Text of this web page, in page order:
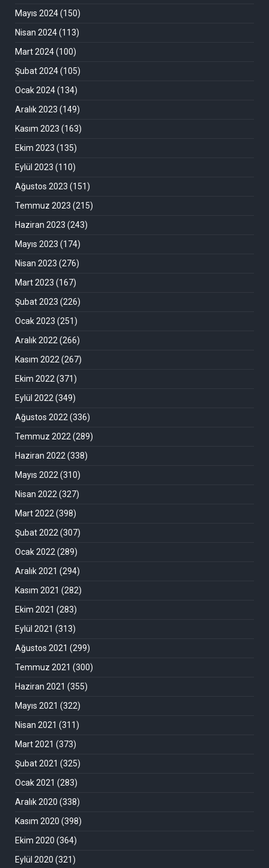
Mayıs 2024(150)
Nisan 2024(113)
Mart 2024(100)
Şubat 2024(105)
Ocak 2024(134)
Aralık 2023 (149)
Kasım 2023 (163)
Ekim 2023 (135)
Eylül 2023 (110)
Ağustos 2023 (151)
Temmuz 2023 (215)
Haziran 2023 (243)
Mayıs 2023 (174)
Nisan 2023 (276)
Mart 2023 (167)
Şubat 2023 (226)
Ocak 2023 (251)
Aralık 2022 (266)
Kasım 2022 (267)
Ekim 2022 (371)
Eylül 2022 (349)
Ağustos 2022 (336)
Temmuz 2022 (289)
Haziran 2022 (338)
Mayıs 2022 (310)
Nisan 2022 (327)
Mart 2022 (398)
Şubat 2022 (307)
Ocak 2022 (289)
Aralık 2021 (294)
Kasım 2021 (282)
Ekim 2021 (283)
Eylül 2021 (313)
Ağustos 2021 (299)
Temmuz 2021 (300)
Haziran 2021 (355)
Mayıs 2021 (322)
Nisan 2021 (311)
Mart 2021 (373)
Şubat 2021 (325)
Ocak 2021 (283)
Aralık 2020 (338)
Kasım 2020 (398)
Ekim 2020 (364)
Eylül 2020 (321)